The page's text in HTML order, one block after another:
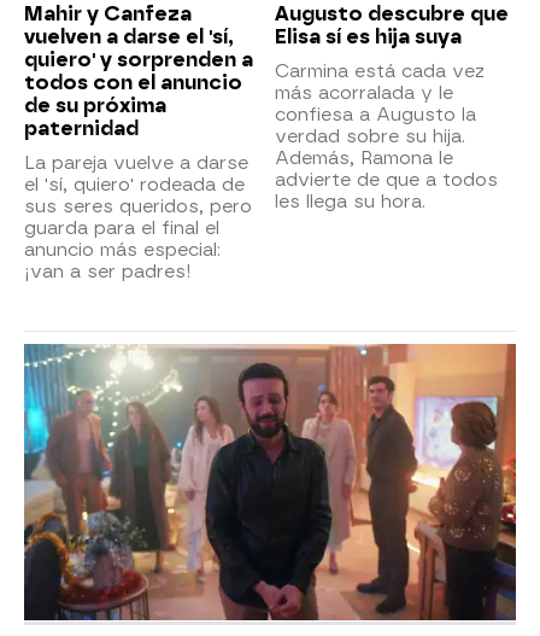
Mahir y Canfeza
vuelven a darse el 'sí,
quiero' y sorprenden a
todos con el anuncio
de su próxima
paternidad
La pareja vuelve a darse
el 'sí, quiero' rodeada de
sus seres queridos, pero
guarda para el final el
anuncio más especial:
¡van a ser padres!
Augusto descubre que
Elisa sí es hija suya
Carmina está cada vez
más acorralada y le
confiesa a Augusto la
verdad sobre su hija.
Además, Ramona le
advierte de que a todos
les llega su hora.